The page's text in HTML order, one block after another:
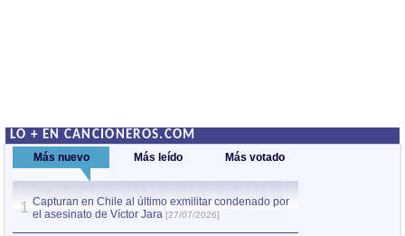
LO + EN CANCIONEROS.COM
Más nuevo Más leído Más votado
1 Capturan en Chile al último exmilitar condenado por
el asesinato de Víctor Jara [27/07/2026]